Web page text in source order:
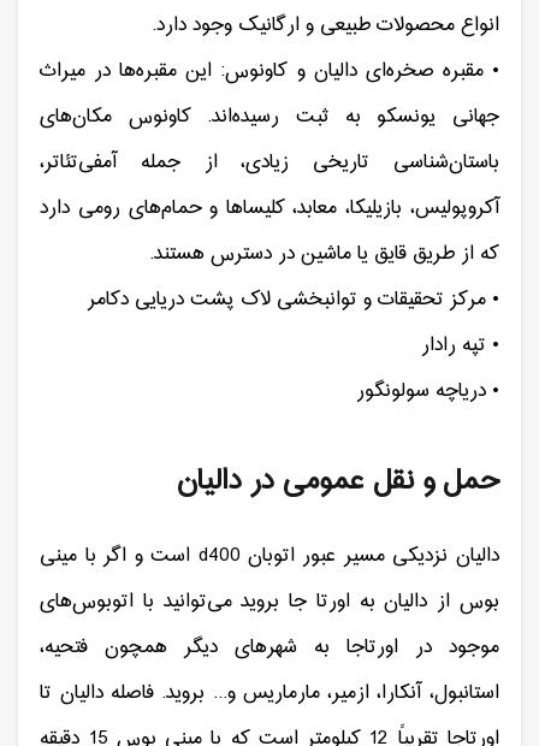
انواع محصولات طبیعی و ارگانیک وجود دارد.
• مقبره صخره‌ای دالیان و کاونوس: این مقبره‌ها در میراث
جهانی یونسکو به ثبت رسیده‌اند. کاونوس مکان‌های
باستان‌شناسی تاریخی زیادی، از جمله آمفی‌تئاتر،
آکروپولیس، بازیلیکا، معابد، کلیساها و حمام‌های رومی دارد
که از طریق قایق یا ماشین در دسترس هستند.
• مرکز تحقیقات و توانبخشی لاک پشت دریایی دکامر
• تپه رادار
• دریاچه سولونگور
حمل و نقل عمومی در دالیان
دالیان نزدیکی مسیر عبور اتوبان d400 است و اگر با مینی
بوس از دالیان به اورتا جا بروید می‌توانید با اتوبوس‌های
موجود در اورتاجا به شهرهای دیگر همچون فتحیه،
استانبول، آنکارا، ازمیر، مارماریس و... بروید. فاصله دالیان تا